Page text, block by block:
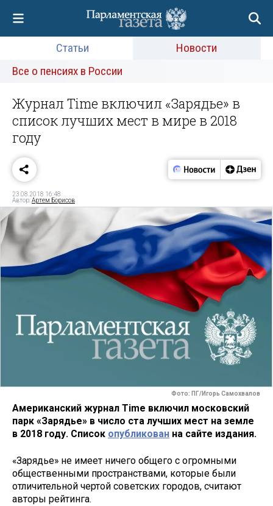
Статьи
Новости
Все о пенсиях в России
Журнал Time включил «Зарядье» в
список лучших мест в мире в 2018
году
23.08.2018 16:48
Автор:Артем Борисов
Фото: ПГ/Игорь Самохвалов
Американский журнал Time включил московский
парк «Зарядье» в число ста лучших мест на земле
в 2018 году. Список опубликован на сайте издания.
«Зарядье» не имеет ничего общего с огромными
общественными пространствами, которые были
отличительной чертой советских городов, считают
авторы рейтинга.